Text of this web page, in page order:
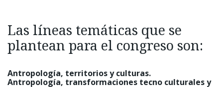
Las líneas temáticas que se
plantean para el congreso son:
Antropología, territorios y culturas.
Antropología, transformaciones tecno culturales y